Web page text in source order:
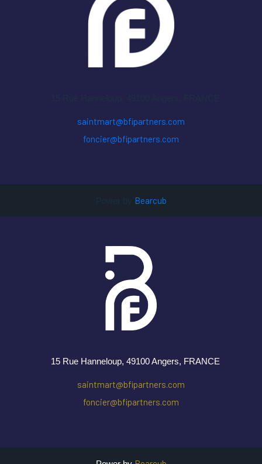
saintmart@bfipartners.com
foncier@bfipartners.com
Bearcub
15 Rue Hanneloup, 49100 Angers, FRANCE
saintmart@bfipartners.com
foncier@bfipartners.com